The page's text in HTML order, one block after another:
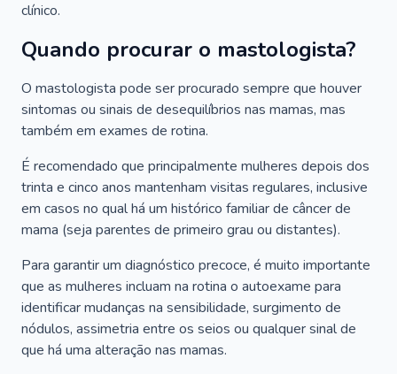
clínico.
Quando procurar o mastologista?
O mastologista pode ser procurado sempre que houver
sintomas ou sinais de desequilíbrios nas mamas, mas
também em exames de rotina.
É recomendado que principalmente mulheres depois dos
trinta e cinco anos mantenham visitas regulares, inclusive
em casos no qual há um histórico familiar de câncer de
mama (seja parentes de primeiro grau ou distantes).
Para garantir um diagnóstico precoce, é muito importante
que as mulheres incluam na rotina o autoexame para
identificar mudanças na sensibilidade, surgimento de
nódulos, assimetria entre os seios ou qualquer sinal de
que há uma alteração nas mamas.